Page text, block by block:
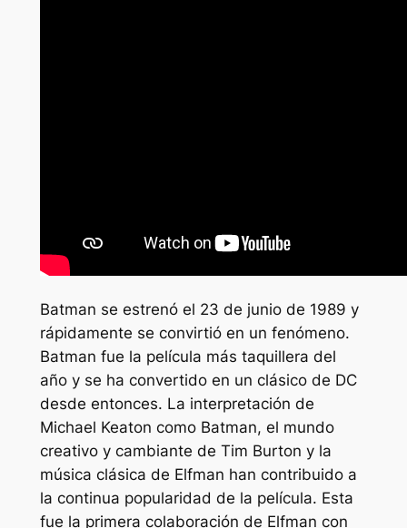
Batman se estrenó el 23 de junio de 1989 y
rápidamente se convirtió en un fenómeno.
Batman fue la película más taquillera del
año y se ha convertido en un clásico de DC
desde entonces. La interpretación de
Michael Keaton como Batman, el mundo
creativo y cambiante de Tim Burton y la
música clásica de Elfman han contribuido a
la continua popularidad de la película. Esta
fue la primera colaboración de Elfman con